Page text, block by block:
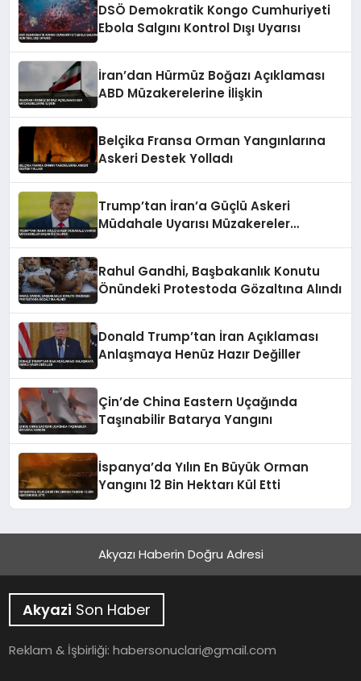
DSÖ Demokratik Kongo Cumhuriyeti
Ebola Salgını Kontrol Dışı Uyarısı
İran’dan Hürmüz Boğazı Açıklaması
ABD Müzakerelerine İlişkin
Belçika Fransa Orman Yangınlarına
Askeri Destek Yolladı
Trump’tan İran’a Güçlü Askeri
Müdahale Uyarısı Müzakereler
Rahul Gandhi, Başbakanlık Konutu
Önündeki Protestoda Gözaltına Alındı
Donald Trump’tan İran Açıklaması
Anlaşmaya Henüz Hazır Değiller
Çin’de China Eastern Uçağında
Taşınabilir Batarya Yangını
İspanya’da Yılın En Büyük Orman
Yangını 12 Bin Hektarı Kül Etti
Akyazı Haberin Doğru Adresi
Akyazi Son Haber
Reklam & İşbirliği:habersonuclari@gmail.com